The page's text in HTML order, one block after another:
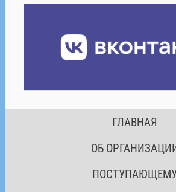
ГЛАВНАЯ
ОБ